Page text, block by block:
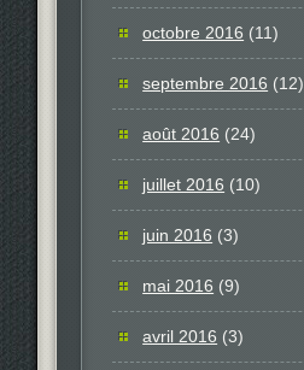
octobre 2016 (11)
septembre 2016 (12)
août 2016 (24)
juillet 2016 (10)
juin 2016 (3)
mai 2016 (9)
avril 2016 (3)